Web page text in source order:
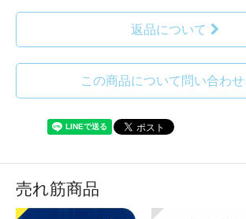
返品について
この商品について問い合わせ
売れ筋商品